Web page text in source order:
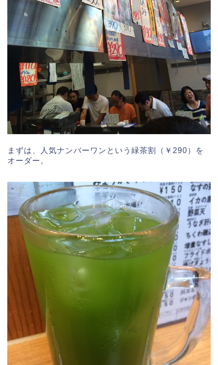
まずは、人気ナンバーワンという緑茶割（￥290）を
オーダー。